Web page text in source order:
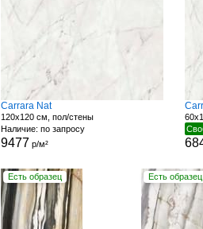
Carrara Nat
120x120 см, пол/стены
Наличие: по запросу
9477 р/м²
Есть образец Есть образец